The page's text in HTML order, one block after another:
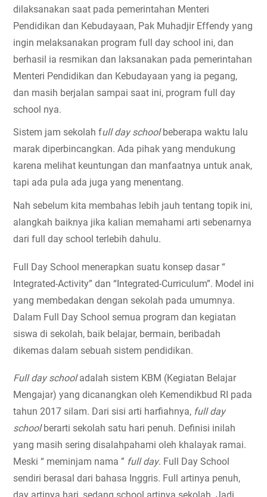
dilaksanakan saat pada pemerintahan Menteri
Pendidikan dan Kebudayaan, Pak Muhadjir Effendy yang
ingin melaksanakan program full day school ini, dan
berhasil ia resmikan dan laksanakan pada pemerintahan
Menteri Pendidikan dan Kebudayaan yang ia pegang,
dan masih berjalan sampai saat ini, program full day
school nya.
Sistem jam sekolah full day school beberapa waktu lalu
marak diperbincangkan. Ada pihak yang mendukung
karena melihat keuntungan dan manfaatnya untuk anak,
tapi ada pula ada juga yang menentang.
Nah sebelum kita membahas lebih jauh tentang topik ini,
alangkah baiknya jika kalian memahami arti sebenarnya
dari full day school terlebih dahulu.
Full Day School menerapkan suatu konsep dasar “
Integrated-Activity” dan “Integrated-Curriculum”. Model ini
yang membedakan dengan sekolah pada umumnya.
Dalam Full Day School semua program dan kegiatan
siswa di sekolah, baik belajar, bermain, beribadah
dikemas dalam sebuah sistem pendidikan.
Full day school adalah sistem KBM (Kegiatan Belajar
Mengajar) yang dicanangkan oleh Kemendikbud RI pada
tahun 2017 silam. Dari sisi arti harfiahnya, full day
school berarti sekolah satu hari penuh. Definisi inilah
yang masih sering disalahpahami oleh khalayak ramai.
Meski “ meminjam nama ” full day. Full Day School
sendiri berasal dari bahasa Inggris. Full artinya penuh,